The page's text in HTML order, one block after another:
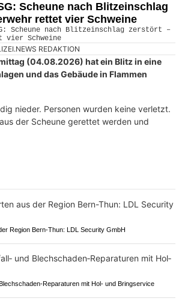
Scheune nach Blitzeinschlag
rettet vier Schweine
REDAKTION
(04.08.2026) hat ein Blitz in eine
und das Gebäude in Flammen
nieder. Personen wurden keine verletzt.
der Scheune gerettet werden und
Region Bern-Thun: LDL Security GmbH
mit Hol‑ und Bringservice